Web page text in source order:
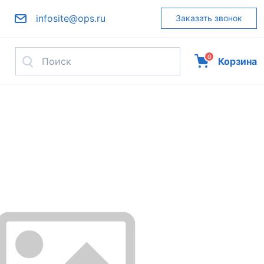
infosite@ops.ru Заказать звонок
0 Корзина